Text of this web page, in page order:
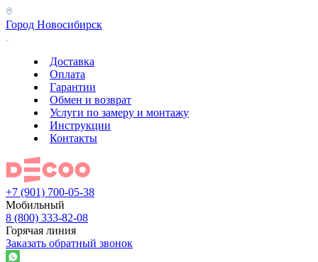
Город Новосибирск
Доставка
Оплата
Гарантии
Обмен и возврат
Услуги по замеру и монтажу
Инструкции
Контакты
+7 (901) 700-05-38
Мобильный
8 (800) 333-82-08
Горячая линия
Заказать обратный звонок